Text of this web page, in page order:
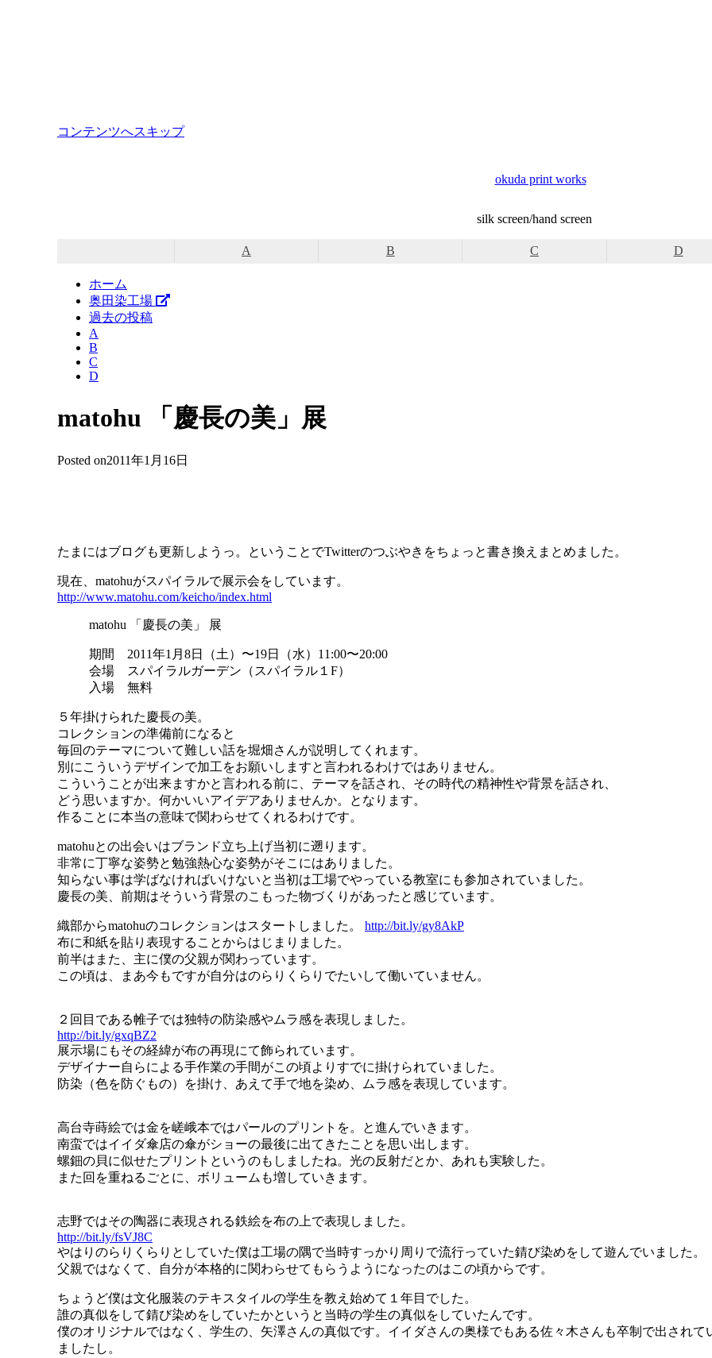
コンテンツへスキップ
okuda print works
silk screen/hand screen
A B C D
ホーム
奥田染工場
過去の投稿
A
B
C
D
matohu 「慶長の美」展
Posted on2011年1月16日
たまにはブログも更新しようっ。ということでTwitterのつぶやきをちょっと書き換えまとめました。
現在、matohuがスパイラルで展示会をしています。
http://www.matohu.com/keicho/index.html
matohu 「慶長の美」 展
期間 2011年1月8日（土）〜19日（水）11:00〜20:00
会場 スパイラルガーデン（スパイラル１F）
入場 無料
５年掛けられた慶長の美。
コレクションの準備前になると
毎回のテーマについて難しい話を堀畑さんが説明してくれます。
別にこういうデザインで加工をお願いしますと言われるわけではありません。
こういうことが出来ますかと言われる前に、テーマを話され、その時代の精神性や背景を話され、
どう思いますか。何かいいアイデアありませんか。となります。
作ることに本当の意味で関わらせてくれるわけです。
matohuとの出会いはブランド立ち上げ当初に遡ります。
非常に丁寧な姿勢と勉強熱心な姿勢がそこにはありました。
知らない事は学ばなければいけないと当初は工場でやっている教室にも参加されていました。
慶長の美、前期はそういう背景のこもった物づくりがあったと感じています。
織部からmatohuのコレクションはスタートしました。 http://bit.ly/gy8AkP
布に和紙を貼り表現することからはじまりました。
前半はまた、主に僕の父親が関わっています。
この頃は、まあ今もですが自分はのらりくらりでたいして働いていません。
２回目である帷子では独特の防染感やムラ感を表現しました。
http://bit.ly/gxqBZ2
展示場にもその経緯が布の再現にて飾られています。
デザイナー自らによる手作業の手間がこの頃よりすでに掛けられていました。
防染（色を防ぐもの）を掛け、あえて手で地を染め、ムラ感を表現しています。
高台寺蒔絵では金を嵯峨本ではパールのプリントを。と進んでいきます。
南蛮ではイイダ傘店の傘がショーの最後に出てきたことを思い出します。
螺鈿の貝に似せたプリントというのもしましたね。光の反射だとか、あれも実験した。
また回を重ねるごとに、ボリュームも増していきます。
志野ではその陶器に表現される鉄絵を布の上で表現しました。
http://bit.ly/fsVJ8C
やはりのらりくらりとしていた僕は工場の隅で当時すっかり周りで流行っていた錆び染めをして遊んでいました。
父親ではなくて、自分が本格的に関わらせてもらうようになったのはこの頃からです。
ちょうど僕は文化服装のテキスタイルの学生を教え始めて１年目でした。
誰の真似をして錆び染めをしていたかというと当時の学生の真似をしていたんです。
僕のオリジナルではなく、学生の、矢澤さんの真似です。イイダさんの奥様でもある佐々木さんも卒制で出されて
ましたし。